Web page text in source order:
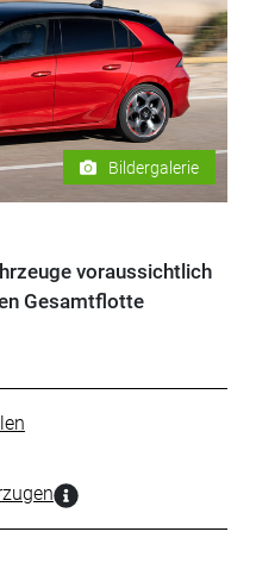
Bildergalerie
voraussichtlich
Gesamtflotte